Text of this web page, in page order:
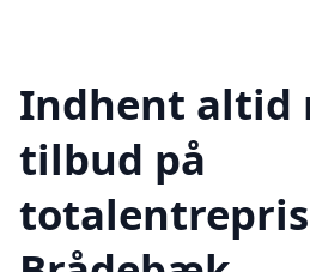
Indhent altid
tilbud på